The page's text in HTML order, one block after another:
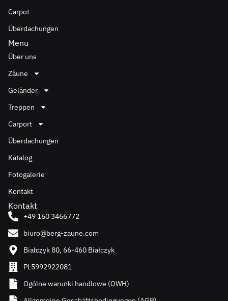
Carpot
Überdachungen
Menu
Über uns
Zäune
Geländer
Treppen
Carport
Überdachungen
Katalog
Fotogalerie
Kontakt
Kontakt
+49 160 3466772
biuro@berg-zaune.com
Białczyk 80, 66-460 Białczyk
PL5992922081
Ogólne warunki handlowe (OWH)